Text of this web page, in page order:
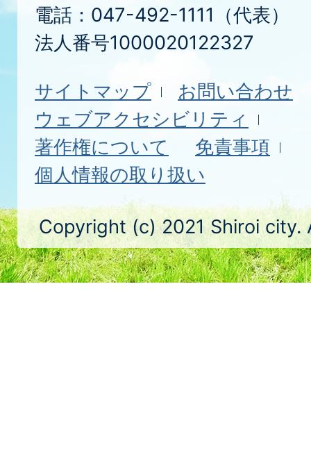
電話：047-492-1111（代表）
法人番号1000020122327
サイトマップ
お問い合わせ
ウェブアクセシビリティ
著作権について
免責事項
個人情報の取り扱い
Copyright (c) 2021 Shiroi city.